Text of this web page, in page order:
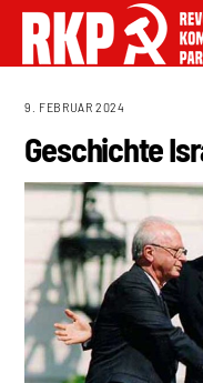
9. FEBRUAR 2024
Geschichte